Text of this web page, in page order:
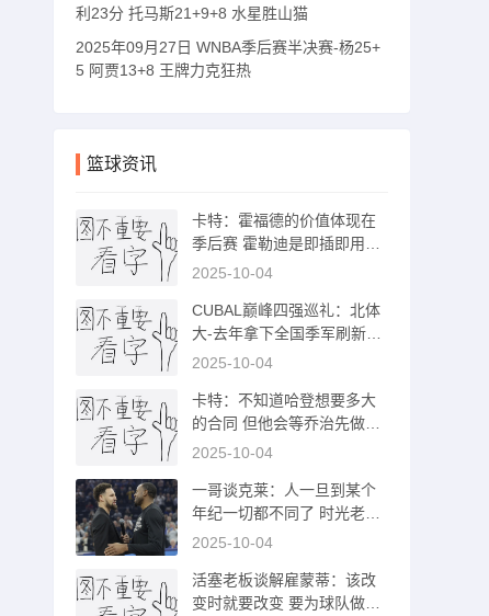
利23分 托马斯21+9+8 水星胜山猫
2025年09月27日 WNBA季后赛半决赛-杨25+
5 阿贾13+8 王牌力克狂热
篮球资讯
卡特：霍福德的价值体现在
季后赛 霍勒迪是即插即用型
球员
2025-10-04
CUBAL巅峰四强巡礼：北体
大-去年拿下全国季军刷新最
好成绩
2025-10-04
卡特：不知道哈登想要多大
的合同 但他会等乔治先做决
定
2025-10-04
一哥谈克莱：人一旦到某个
年纪一切都不同了 时光老人
才是不败的
2025-10-04
活塞老板谈解雇蒙蒂：该改
变时就要改变 要为球队做出